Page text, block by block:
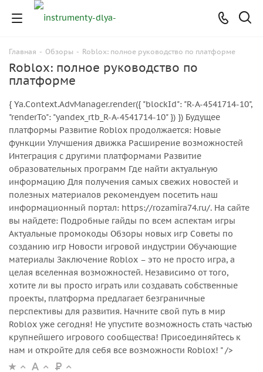
Главная - Обзоры - Roblox: полное руководство по платформе
Roblox: полное руководство по
платформе
{ Ya.Context.AdvManager.render({ "blockId": "R-A-4541714-10",
"renderTo": "yandex_rtb_R-A-4541714-10" }) }) Будущее
платформы Развитие Roblox продолжается: Новые
функции Улучшения движка Расширение возможностей
Интеграция с другими платформами Развитие
образовательных программ Где найти актуальную
информацию Для получения самых свежих новостей и
полезных материалов рекомендуем посетить наш
информационный портал: https://rozamira74.ru/. На сайте
вы найдете: Подробные гайды по всем аспектам игры
Актуальные промокоды Обзоры новых игр Советы по
созданию игр Новости игровой индустрии Обучающие
материалы Заключение Roblox – это не просто игра, а
целая вселенная возможностей. Независимо от того,
хотите ли вы просто играть или создавать собственные
проекты, платформа предлагает безграничные
перспективы для развития. Начните свой путь в мир
Roblox уже сегодня! Не упустите возможность стать частью
крупнейшего игрового сообщества! Присоединяйтесь к
нам и откройте для себя все возможности Roblox! " />